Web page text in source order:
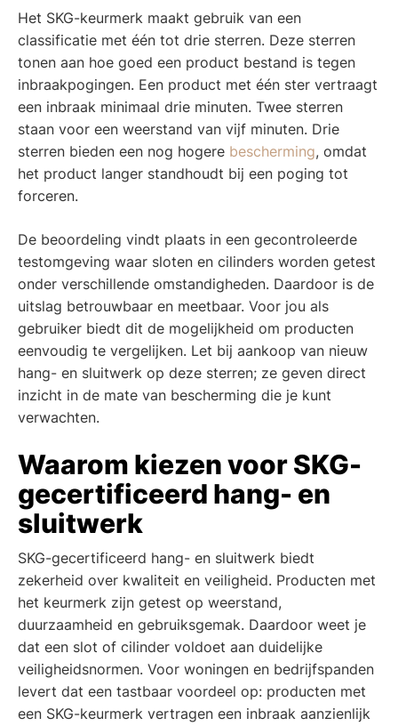
Het SKG-keurmerk maakt gebruik van een
classificatie met één tot drie sterren. Deze sterren
tonen aan hoe goed een product bestand is tegen
inbraakpogingen. Een product met één ster vertraagt
een inbraak minimaal drie minuten. Twee sterren
staan voor een weerstand van vijf minuten. Drie
sterren bieden een nog hogere bescherming, omdat
het product langer standhoudt bij een poging tot
forceren.
De beoordeling vindt plaats in een gecontroleerde
testomgeving waar sloten en cilinders worden getest
onder verschillende omstandigheden. Daardoor is de
uitslag betrouwbaar en meetbaar. Voor jou als
gebruiker biedt dit de mogelijkheid om producten
eenvoudig te vergelijken. Let bij aankoop van nieuw
hang- en sluitwerk op deze sterren; ze geven direct
inzicht in de mate van bescherming die je kunt
verwachten.
Waarom kiezen voor SKG-
gecertificeerd hang- en
sluitwerk
SKG-gecertificeerd hang- en sluitwerk biedt
zekerheid over kwaliteit en veiligheid. Producten met
het keurmerk zijn getest op weerstand,
duurzaamheid en gebruiksgemak. Daardoor weet je
dat een slot of cilinder voldoet aan duidelijke
veiligheidsnormen. Voor woningen en bedrijfspanden
levert dat een tastbaar voordeel op: producten met
een SKG-keurmerk vertragen een inbraak aanzienlijk